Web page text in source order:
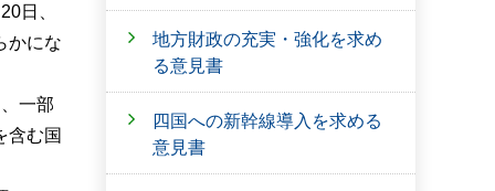
日、
かにな
一部
含む国
地方財政の充実・強化を求め
る意見書
四国への新幹線導入を求める
意見書